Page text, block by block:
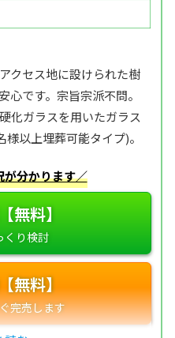
クセス地に設けられた樹
心です。宗旨宗派不問。
化ガラスを用いたガラス
以上埋葬可能タイプ)。
分かります／
無料】
無料】